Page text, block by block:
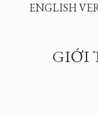
ENGLISH
GIỚI